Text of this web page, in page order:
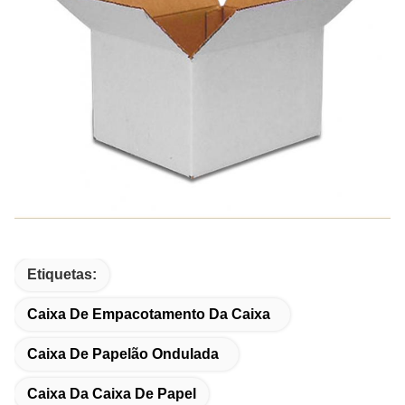
Etiquetas:
Caixa De Empacotamento Da Caixa
Caixa De Papelão Ondulada
Caixa Da Caixa De Papel